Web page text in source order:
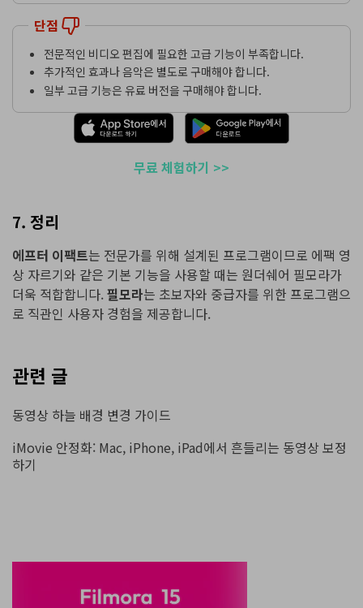
단점
전문적인 비디오 편집에 필요한 고급 기능이 부족합니다.
추가적인 효과나 음악은 별도로 구매해야 합니다.
일부 고급 기능은 유료 버전을 구매해야 합니다.
무료 체험하기 >>
7. 정리
에프터 이팩트는 전문가를 위해 설계된 프로그램이므로 에팩 영
상 자르기와 같은 기본 기능을 사용할 때는 원더쉐어 필모라가
더욱 적합합니다.필모라는 초보자와 중급자를 위한 프로그램으
로 직관인 사용자 경험을 제공합니다.
관련 글
동영상 하늘 배경 변경 가이드
iMovie 안정화: Mac, iPhone, iPad에서 흔들리는 동영상 보정
하기